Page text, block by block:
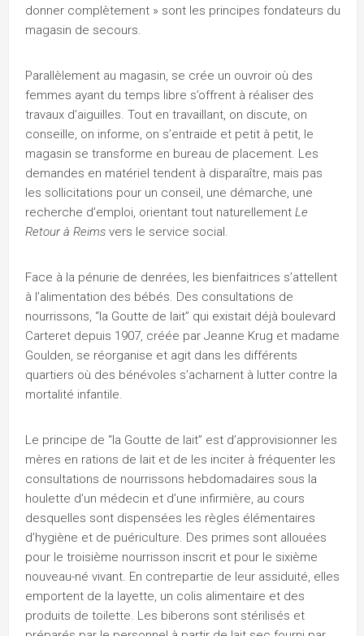
donner complètement » sont les principes fondateurs du
magasin de secours.
Parallèlement au magasin, se crée un ouvroir où des
femmes ayant du temps libre s’offrent à réaliser des
travaux d’aiguilles. Tout en travaillant, on discute, on
conseille, on informe, on s’entraide et petit à petit, le
magasin se transforme en bureau de placement. Les
demandes en matériel tendent à disparaître, mais pas
les sollicitations pour un conseil, une démarche, une
recherche d’emploi, orientant tout naturellement Le
Retour à Reims vers le service social.
Face à la pénurie de denrées, les bienfaitrices s’attellent
à l’alimentation des bébés. Des consultations de
nourrissons, “la Goutte de lait” qui existait déjà boulevard
Carteret depuis 1907, créée par Jeanne Krug et madame
Goulden, se réorganise et agit dans les différents
quartiers où des bénévoles s’acharnent à lutter contre la
mortalité infantile.
Le principe de “la Goutte de lait” est d’approvisionner les
mères en rations de lait et de les inciter à fréquenter les
consultations de nourrissons hebdomadaires sous la
houlette d’un médecin et d’une infirmière, au cours
desquelles sont dispensées les règles élémentaires
d’hygiène et de puériculture. Des primes sont allouées
pour le troisième nourrisson inscrit et pour le sixième
nouveau-né vivant. En contrepartie de leur assiduité, elles
emportent de la layette, un colis alimentaire et des
produits de toilette. Les biberons sont stérilisés et